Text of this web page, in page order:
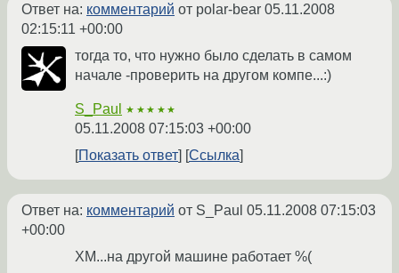
Ответ на: комментарий от polar-bear 05.11.2008
02:15:11 +00:00
тогда то, что нужно было сделать в самом
начале -проверить на другом компе...:)
S_Paul ★★★★★
05.11.2008 07:15:03 +00:00
Показать ответ
Ссылка
Ответ на: комментарий от S_Paul 05.11.2008 07:15:03
+00:00
ХМ...на другой машине работает %(